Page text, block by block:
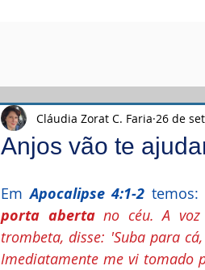
Anjos vão te
Cláudia Zorat C. Faria 26 de
Em Apocalipse 4:1-2 temos:
porta aberta no céu. A voz
trombeta, disse: 'Suba para
Imediatamente me vi tomado